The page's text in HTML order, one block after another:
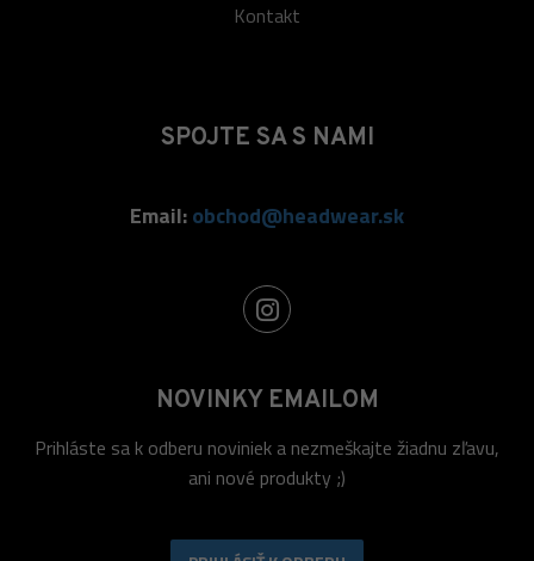
Kontakt
SPOJTE SA S NAMI
Email:obchod@headwear.sk
NOVINKY EMAILOM
Prihláste sa k odberu noviniek a nezmeškajte žiadnu zľavu,
ani nové produkty ;)